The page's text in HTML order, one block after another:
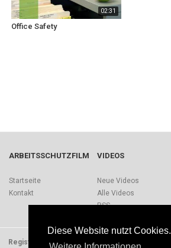
Diese Website nutzt Cookies.
02:31
Office Safety
ARBEITSSCHUTZFILM
Startseite
Kontakt
VIDEOS
Neue Videos
Alle Videos
RSS
Registrieren Impressum Quellen